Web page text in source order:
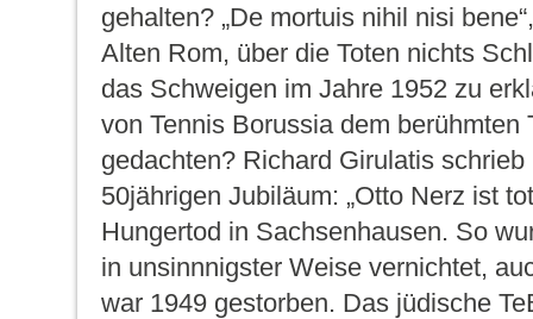
gehalten? „De mortuis nihil nisi
Alten Rom, über die Toten nichts
das Schweigen im Jahre 1952 zu
von Tennis Borussia dem berühmten
gedachten? Richard Girulatis
50jährigen Jubiläum: „Otto Nerz ist
Hungertod in Sachsenhausen. So
in unsinnnigster Weise vernichtet,
war 1949 gestorben. Das jüdische